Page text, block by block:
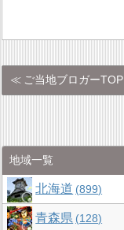
ご当地ブロガーTOP
地域一覧
北海道 899
青森県 128